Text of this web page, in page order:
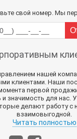
свой номер. Мы
нашей
клиентами. Наши
первой
значимость для нас.
делают работу с
взаимовыгодной.
Читать полностью